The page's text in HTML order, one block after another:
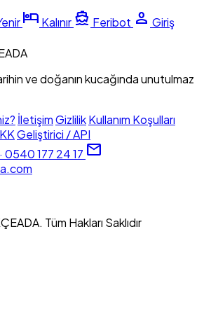
hotel Kalınır directions_boat Feribot person Giriş
ve doğanın kucağında unutulmaz
İletişimGizlilikKullanım Koşulları
Geliştirici / API
0540 177 24 17 mail
Tüm Hakları Saklıdır